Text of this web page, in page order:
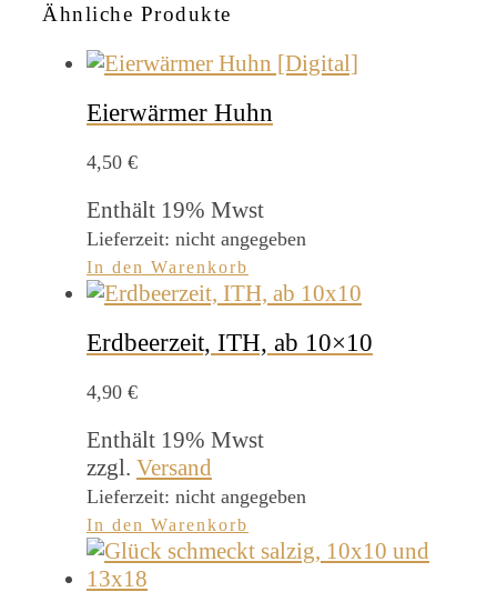
Ähnliche Produkte
Eierwärmer Huhn
4,50 €
Enthält 19% Mwst
Lieferzeit: nicht angegeben
In den Warenkorb
Erdbeerzeit, ITH, ab 10×10
4,90 €
Enthält 19% Mwst
zzgl. Versand
Lieferzeit: nicht angegeben
In den Warenkorb